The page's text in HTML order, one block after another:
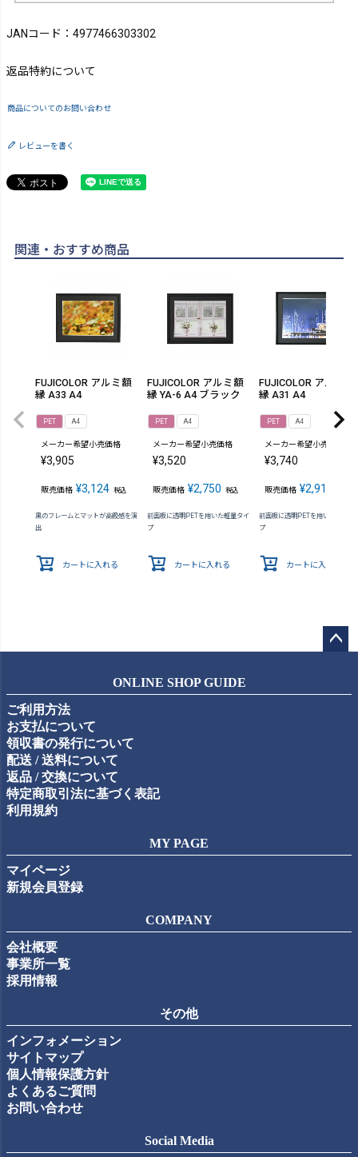
JANコード：4977466303302
返品特約について
商品についてのお問い合わせ
レビューを書く
関連・おすすめ商品
FUJICOLOR アルミ額
縁 A33 A4
PET A4
メーカー希望小売価格
¥3,905
販売価格 ¥3,124 税込
黒のフレームとマットが高級感を演
出
カートに入れる
FUJICOLOR アルミ額
縁 YA-6 A4 ブラック
PET A4
メーカー希望小売価格
¥3,520
販売価格 ¥2,750 税込
前面板に透明PETを用いた軽量タイ
プ
カートに入れる
FUJICOLOR アルミ額
縁 A31 A4
PET A4
メーカー希望小売価格
¥3,740
販売価格 ¥2,915
前面板に透明PETを用いた軽量タ
プ
カートに入れる
ップ
ONLINE SHOP GUIDE
ご利用方法
お支払について
領収書の発行について
配送 / 送料について
返品 / 交換について
特定商取引法に基づく表記
利用規約
MY PAGE
マイページ
新規会員登録
COMPANY
会社概要
事業所一覧
採用情報
その他
インフォメーション
サイトマップ
個人情報保護方針
よくあるご質問
お問い合わせ
Social Media